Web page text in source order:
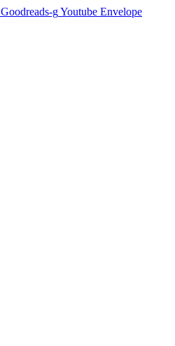
Goodreads-gYoutube Envelope